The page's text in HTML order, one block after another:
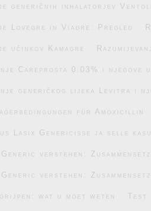
generičnih inhalatorjev
Lovegre in Viagre: Pregled
učinkov Kamagre
Careprosta 0.03% i njegove
generičkog lijeka Levitra i
für Amoxicillin
Lasix Genericisse ja selle
verstehen:
verstehen:
wat u moet weten Test